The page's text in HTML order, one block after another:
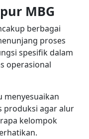
MBG
berbagai
proses
spesifik dalam
operasional
menyesuaikan
produksi agar alur
kelompok